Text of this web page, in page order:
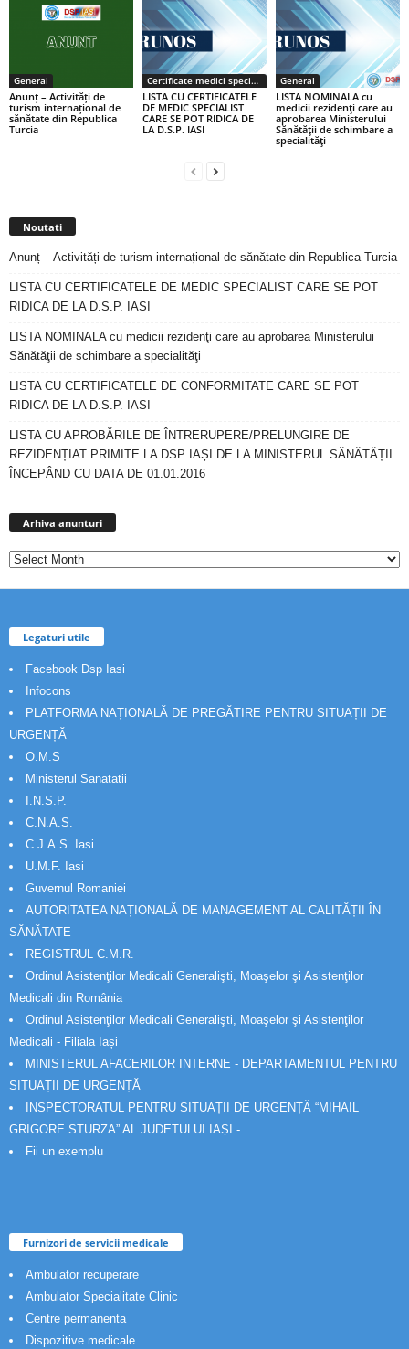
General
Anunț – Activități de
turism internațional de
sănătate din Republica
Turcia
Certificate medici specialiști / primari
LISTA CU CERTIFICATELE
DE MEDIC SPECIALIST
CARE SE POT RIDICA DE
LA D.S.P. IASI
General
LISTA NOMINALA cu
medicii rezidenţi care au
aprobarea Ministerului
Sănătăţii de schimbare a
specialităţi
Noutati
Anunț – Activități de turism internațional de sănătate din Republica Turcia
LISTA CU CERTIFICATELE DE MEDIC SPECIALIST CARE SE POT
RIDICA DE LA D.S.P. IASI
LISTA NOMINALA cu medicii rezidenţi care au aprobarea Ministerului
Sănătăţii de schimbare a specialităţi
LISTA CU CERTIFICATELE DE CONFORMITATE CARE SE POT
RIDICA DE LA D.S.P. IASI
LISTA CU APROBĂRILE DE ÎNTRERUPERE/PRELUNGIRE DE
REZIDENȚIAT PRIMITE LA DSP IAȘI DE LA MINISTERUL SĂNĂTĂȚII
ÎNCEPÂND CU DATA DE 01.01.2016
Arhiva anunturi
Legaturi utile
Facebook Dsp Iasi
Infocons
PLATFORMA NAȚIONALĂ DE PREGĂTIRE PENTRU SITUAȚII DE
URGENȚĂ
O.M.S
Ministerul Sanatatii
I.N.S.P.
C.N.A.S.
C.J.A.S. Iasi
U.M.F. Iasi
Guvernul Romaniei
AUTORITATEA NAȚIONALĂ DE MANAGEMENT AL CALITĂȚII ÎN
SĂNĂTATE
REGISTRUL C.M.R.
Ordinul Asistenţilor Medicali Generalişti, Moaşelor şi Asistenţilor
Medicali din România
Ordinul Asistenţilor Medicali Generalişti, Moaşelor şi Asistenţilor
Medicali - Filiala Iași
MINISTERUL AFACERILOR INTERNE - DEPARTAMENTUL PENTRU
SITUAȚII DE URGENȚĂ
INSPECTORATUL PENTRU SITUAȚII DE URGENȚĂ “MIHAIL
GRIGORE STURZA” AL JUDETULUI IAȘI -
Fii un exemplu
Furnizori de servicii medicale
Ambulator recuperare
Ambulator Specialitate Clinic
Centre permanenta
Dispozitive medicale